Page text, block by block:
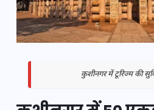
कुशीनगर में टूरिज्म की